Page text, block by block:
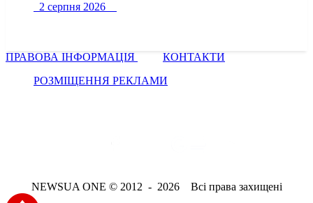
2 серпня 2026
ПРАВОВА ІНФОРМАЦІЯ
КОНТАКТИ
РОЗМІЩЕННЯ РЕКЛАМИ
NEWSUA ONE © 2012 - 2026 Всі права захищені